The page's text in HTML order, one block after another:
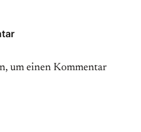
um einen Kommentar